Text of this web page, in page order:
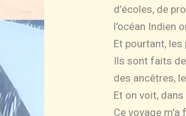
d’écoles, de
l’océan Indien
Et pourtant, les
Ils sont faits
des ancêtres,
Et on voit,
Ce voyage